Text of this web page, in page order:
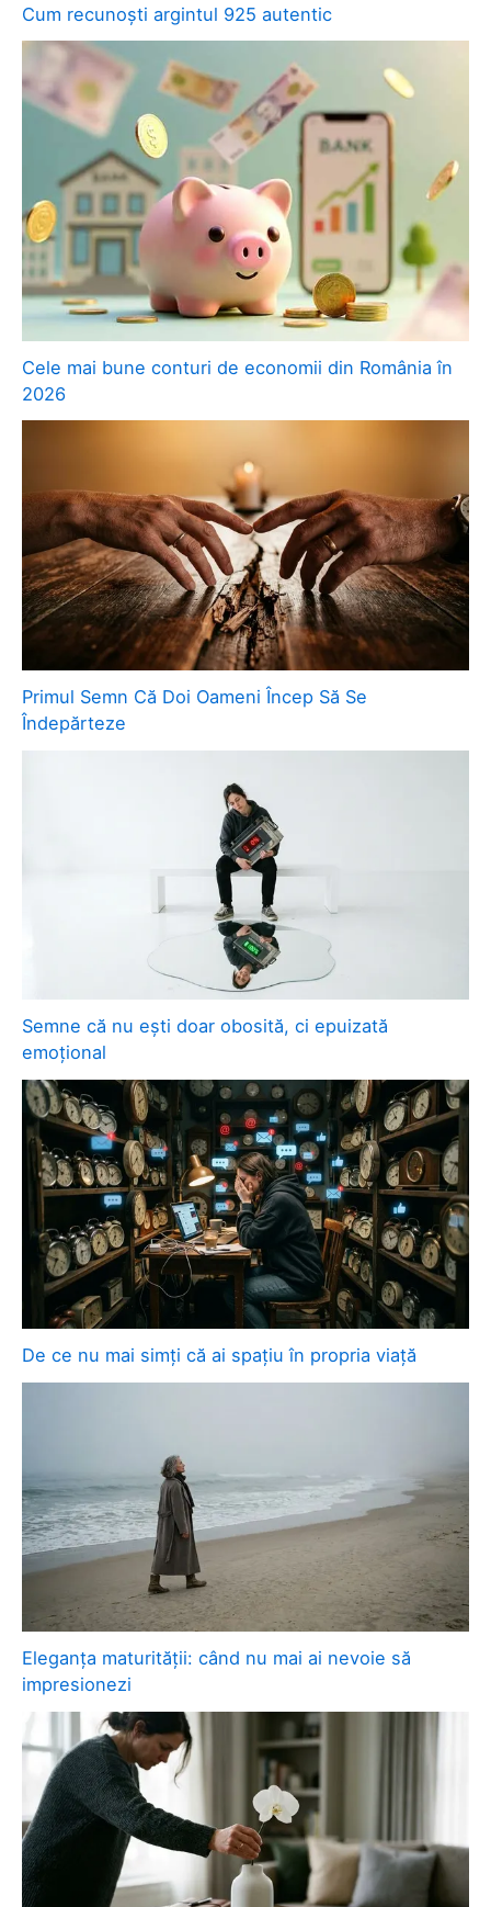
Cum recunoști argintul 925 autentic
Cele mai bune conturi de economii din România în
2026
Primul Semn Că Doi Oameni Încep Să Se
Îndepărteze
Semne că nu ești doar obosită, ci epuizată
emoțional
De ce nu mai simți că ai spațiu în propria viață
Eleganța maturității: când nu mai ai nevoie să
impresionezi